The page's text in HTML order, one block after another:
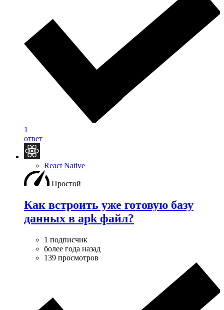
1
ответ
React Native
Простой
Как встроить уже готовую базу
данных в apk файл?
1 подписчик
более года назад
139 просмотров